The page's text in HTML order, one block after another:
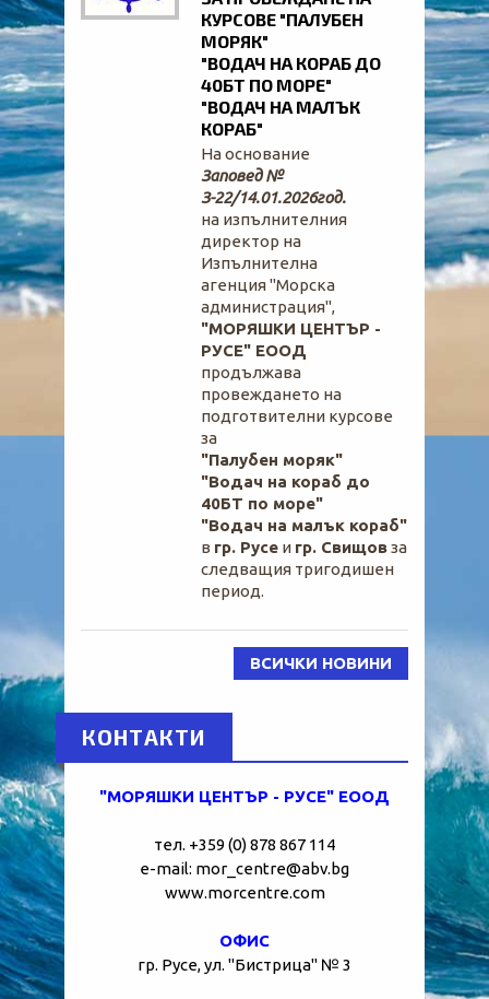
КУРСОВЕ "ПАЛУБЕН
МОРЯК"
"ВОДАЧ НА КОРАБ ДО
40БТ ПО МОРЕ"
"ВОДАЧ НА МАЛЪК
КОРАБ"
На основание
Заповед №
З-22/14.01.2026год.
на изпълнителния
директор на
Изпълнителна
агенция"Морска
администрация",
"МОРЯШКИ ЦЕНТЪР -
РУСЕ" ЕООД
продължава
провеждането на
подготвителни курсове
за
"Палубен моряк"
"Водач на кораб до
40БТ по море"
"Водач на малък кораб"
в гр. Русе и гр. Свищовза
следващия тригодишен
период.
ВСИЧКИ НОВИНИ
КОНТАКТИ
"МОРЯШКИ ЦЕНТЪР - РУСЕ" ЕООД
тел. +359 (0) 878 867 114
e-mail: mor_centre@abv.bg
www.morcentre.com
ОФИС
гр. Русе, ул. "Бистрица" № 3